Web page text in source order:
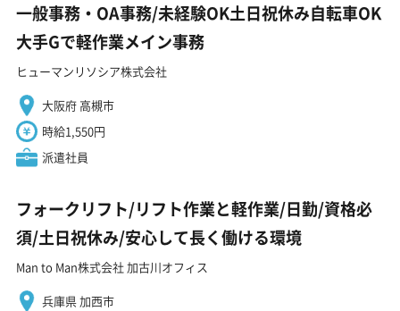
一般事務・OA事務/未経験OK土日祝休み自転車OK
大手Gで軽作業メイン事務
ヒューマンリソシア株式会社
大阪府 高槻市
時給1,550円
派遣社員
フォークリフト/リフト作業と軽作業/日勤/資格必
須/土日祝休み/安心して長く働ける環境
Man to Man株式会社 加古川オフィス
兵庫県 加西市